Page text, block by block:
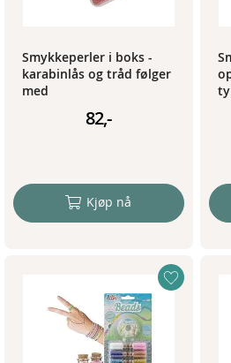
Smykkeperler i boks -
karabinlås og tråd følger
med
82,-
Kjøp nå